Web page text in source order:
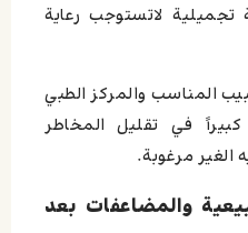
تجميلية لاتستوجب رعاية
المناسب والمركز الطبي
في تقليل المخاطر
الغير مرغوبة.
والمضاعفات بعد